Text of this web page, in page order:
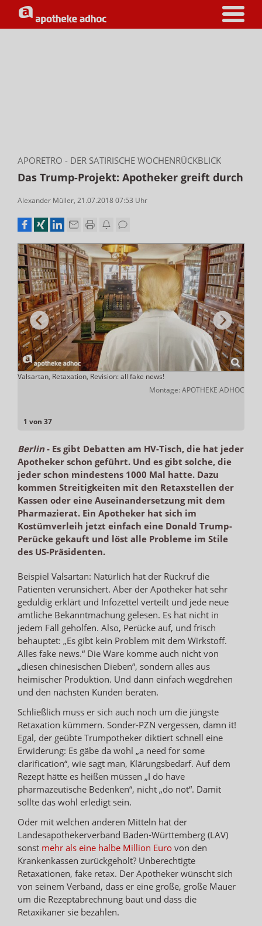
APORETRO - DER SATIRISCHE WOCHENRÜCKBLICK
Das Trump-Projekt: Apotheker greift durch
Alexander Müller, 21.07.2018 07:53 Uhr
1 von 37
Valsartan, Retaxation, Revision: all fake news!
Montage: APOTHEKE ADHOC
Berlin- Es gibt Debatten am HV-Tisch, die hat jeder
Apotheker schon geführt. Und es gibt solche, die
jeder schon mindestens 1000 Mal hatte. Dazu
kommen Streitigkeiten mit den Retaxstellen der
Kassen oder eine Auseinandersetzung mit dem
Pharmazierat. Ein Apotheker hat sich im
Kostümverleih jetzt einfach eine Donald Trump-
Perücke gekauft und löst alle Probleme im Stile
des US-Präsidenten.
Beispiel Valsartan: Natürlich hat der Rückruf die
Patienten verunsichert. Aber der Apotheker hat sehr
geduldig erklärt und Infozettel verteilt und jede neue
amtliche Bekanntmachung gelesen. Es hat nicht in
jedem Fall geholfen. Also, Perücke auf, und frisch
behauptet: „Es gibt kein Problem mit dem Wirkstoff.
Alles fake news.“ Die Ware komme auch nicht von
„diesen chinesischen Dieben“, sondern alles aus
heimischer Produktion. Und dann einfach wegdrehen
und den nächsten Kunden beraten.
Schließlich muss er sich auch noch um die jüngste
Retaxation kümmern. Sonder-PZN vergessen, damn it!
Egal, der geübte Trumpotheker diktiert schnell eine
Erwiderung: Es gäbe da wohl „a need for some
clarification“, wie sagt man, Klärungsbedarf. Auf dem
Rezept hätte es heißen müssen „I do have
pharmazeutische Bedenken“, nicht „do not“. Damit
sollte das wohl erledigt sein.
Oder mit welchen anderen Mitteln hat der
Landesapothekerverband Baden-Württemberg (LAV)
sonst mehr als eine halbe Million Euro von den
Krankenkassen zurückgeholt? Unberechtigte
Retaxationen, fake retax. Der Apotheker wünscht sich
von seinem Verband, dass er eine große, große Mauer
um die Rezeptabrechnung baut und dass die
Retaxikaner sie bezahlen.